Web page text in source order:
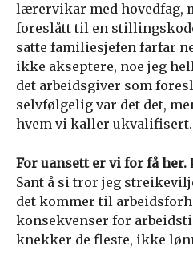
lærervikar med hovedfag,
foreslått til en
satte familiesjefen farfar
ikke akseptere, noe jeg
det arbeidsgiver som
selvfølgelig var det det,
hvem vi kaller ukvalifisert.
For uansett er vi for få her.
Sant å si tror jeg
det kommer til
konsekvenser for
knekker de fleste, ikke